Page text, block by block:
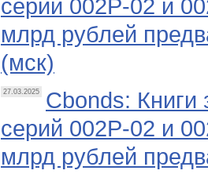
серий 002Р-02 и
млрд рублей
(мск)
27.03.2025
Cbonds:
серий 002Р-02 и
млрд рублей